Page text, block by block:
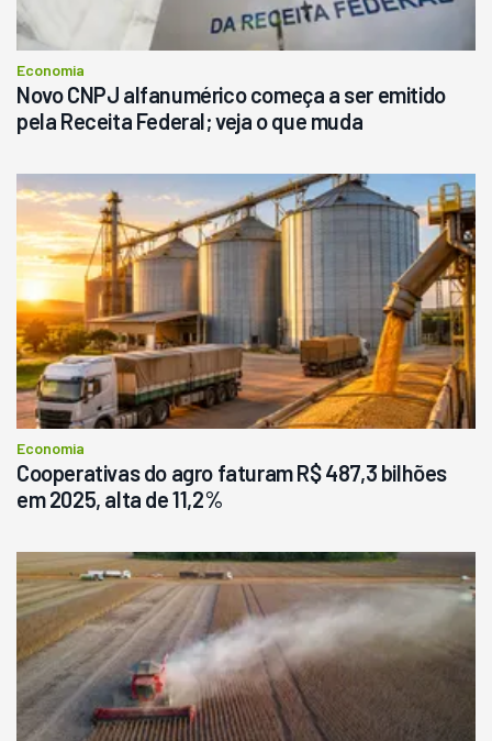
Economia
Novo CNPJ alfanumérico começa a ser emitido
pela Receita Federal; veja o que muda
Economia
Cooperativas do agro faturam R$ 487,3 bilhões
em 2025, alta de 11,2%